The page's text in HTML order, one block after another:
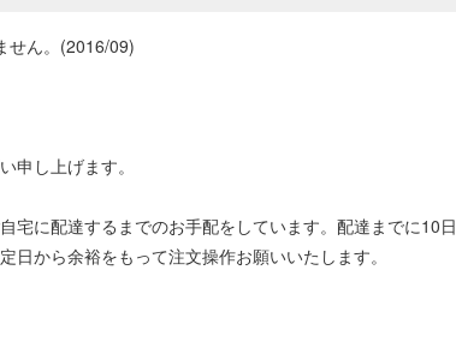
せん。(2016/09)
申し上げます。
に配達するまでのお手配をしています。配達までに10
から余裕をもって注文操作お願いいたします。